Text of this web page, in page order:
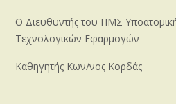
Ο Διευθυντής του ΠΜΣ
Τεχνολογικών Εφαρμογών
Καθηγητής Κων/νος Κορδάς